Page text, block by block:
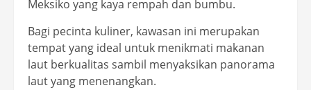
Meksiko yang kaya rempah dan bumbu.
Bagi pecinta kuliner, kawasan ini merupakan
tempat yang ideal untuk menikmati makanan
laut berkualitas sambil menyaksikan panorama
laut yang menenangkan.